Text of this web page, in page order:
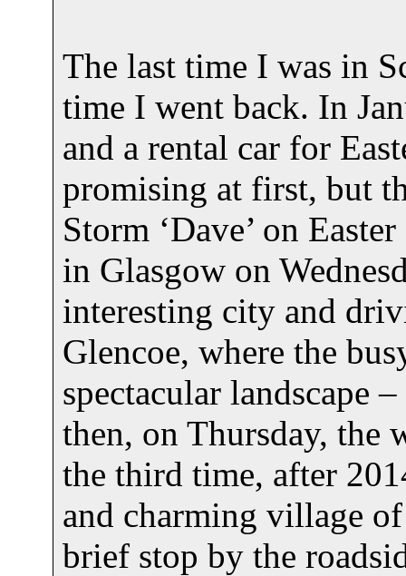
The last time I was in
time I went back. In
and a rental car for
promising at first, but
Storm ‘Dave’ on
in Glasgow on
interesting city and
Glencoe, where the
spectacular landscape
then, on Thursday, the
the third time, after
and charming village
brief stop by the